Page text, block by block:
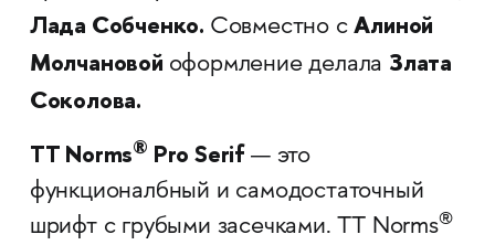
Лада Собченко. Совместно сАлиной
Молчановой оформление делала Злата
Соколова.
TT Norms® Pro Serif — это
функционалбный и самодостаточный
шрифт с грубыми засечками. TT Norms®